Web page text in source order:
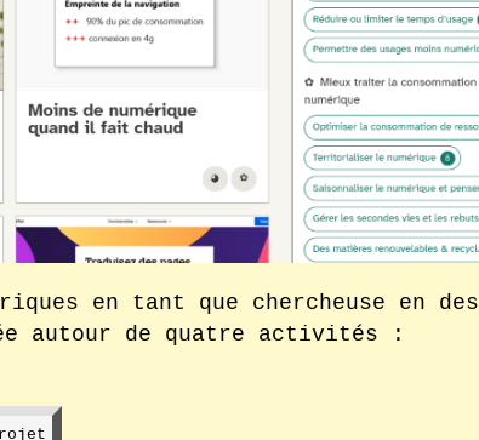
en tant que chercheuse en
autour de quatre activités :